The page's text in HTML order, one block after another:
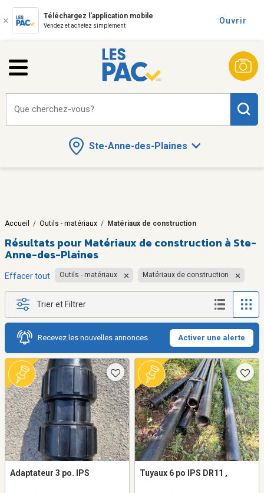
Téléchargez l'application mobile
Vendez et achetez simplement
Ouvrir
Ste-Anne-des-Plaines
Que cherchez-vous?
Accueil / Outils - matériaux / Matériaux de construction
Résultats pour Matériaux de construction à Ste-
Anne-des-Plaines
Effacer tout Outils - matériaux Matériaux de construction
Trier et Filtrer
Recevez les nouvelles annonces Activer une alerte
Adaptateur 3 po. IPS Tuyaux 6 po IPS DR11 ,